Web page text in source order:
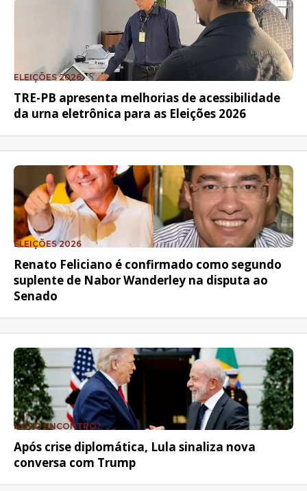
ELEIÇÕES 2026
TRE-PB apresenta melhorias de acessibilidade
da urna eletrônica para as Eleições 2026
ELEIÇÕES 2026
Renato Feliciano é confirmado como segundo
suplente de Nabor Wanderley na disputa ao
Senado
NOVO ENCONTRO?
Após crise diplomática, Lula sinaliza nova
conversa com Trump